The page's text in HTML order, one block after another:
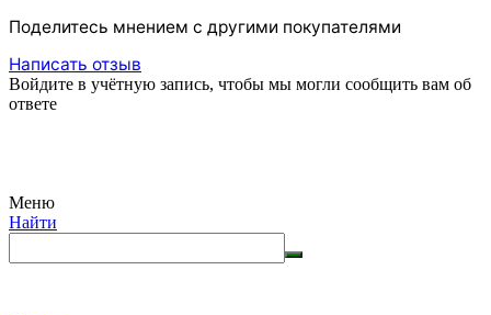
Поделитесь мнением с другими покупателями
Написать отзыв
Войдите в учётную запись, чтобы мы могли сообщить вам об
ответе
Меню
Найти